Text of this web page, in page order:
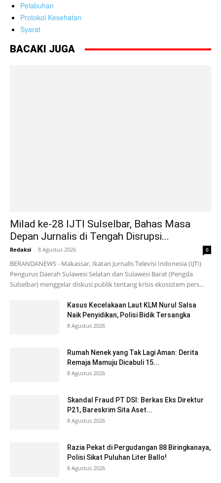
Pelabuhan
Protokol Kesehatan
Syarat
BACAKI JUGA
Milad ke-28 IJTI Sulselbar, Bahas Masa
Depan Jurnalis di Tengah Disrupsi...
Redaksi - 8 Agustus 2026 0
BERANDANEWS - Makassar, Ikatan Jurnalis Televisi Indonesia (IJTI)
Pengurus Daerah Sulawesi Selatan dan Sulawesi Barat (Pengda
Sulselbar) menggelar diskusi publik tentang krisis ekosistem pers...
Kasus Kecelakaan Laut KLM Nurul Salsa
Naik Penyidikan, Polisi Bidik Tersangka
8 Agustus 2026
Rumah Nenek yang Tak Lagi Aman: Derita
Remaja Mamuju Dicabuli 15...
8 Agustus 2026
Skandal Fraud PT DSI: Berkas Eks Direktur
P21, Bareskrim Sita Aset...
8 Agustus 2026
Razia Pekat di Pergudangan 88 Biringkanaya,
Polisi Sikat Puluhan Liter Ballo!
8 Agustus 2026